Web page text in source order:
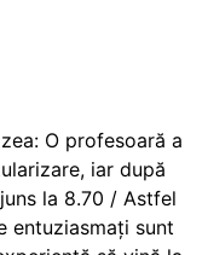
O profesoară a
iar după
la 8.70 / Astfel
entuziasmați sunt